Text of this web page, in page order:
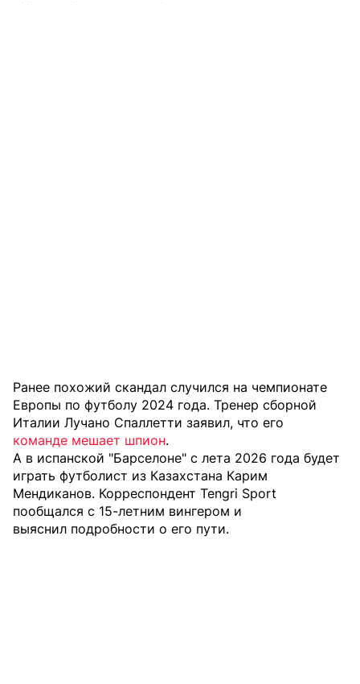
Ранее похожий скандал случился на чемпионате
Европы по футболу 2024 года. Тренер сборной
Италии Лучано Спаллетти заявил, что его
команде мешает шпион.
А в испанской "Барселоне" с лета 2026 года будет
играть футболист из Казахстана Карим
Мендиканов. Корреспондент Tengri Sport
пообщался с 15-летним вингером и
выяснил подробности о его пути.